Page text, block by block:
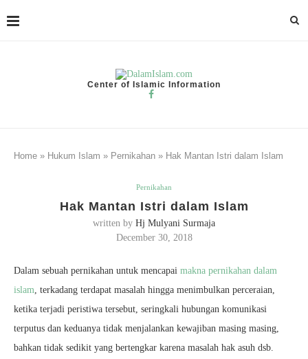
Center of Islamic Information
Home » Hukum Islam » Pernikahan » Hak Mantan Istri dalam Islam
Pernikahan
Hak Mantan Istri dalam Islam
written by Hj Mulyani Surmaja
December 30, 2018
Dalam sebuah pernikahan untuk mencapai makna pernikahan dalam
islam, terkadang terdapat masalah hingga menimbulkan perceraian,
ketika terjadi peristiwa tersebut, seringkali hubungan komunikasi
terputus dan keduanya tidak menjalankan kewajiban masing masing,
bahkan tidak sedikit yang bertengkar karena masalah hak asuh dsb.